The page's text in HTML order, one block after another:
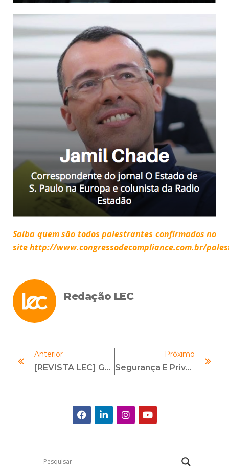
Saiba quem são todos palestrantes confirmados no
site http://www.congressodecompliance.com.br/
Redação LEC
Anterior
[REVISTA LEC] Gestão De Crise: Suporte Para Quando O Problema Estoura
Próximo
Segurança E Privacidade: Blockchain E O Registro De Dados Pessoais